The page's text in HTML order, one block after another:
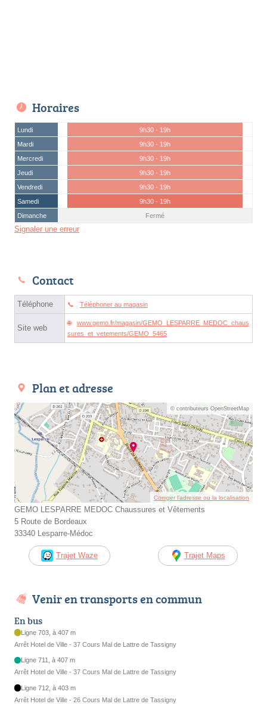
Horaires
Lundi
9h30 - 19h
Mardi
9h30 - 19h
Mercredi
9h30 - 19h
Jeudi
9h30 - 19h
Vendredi
9h30 - 19h
Samedi
9h30 - 19h
Dimanche
Fermé
Signaler une erreur
Contact
Téléphone Téléphoner au magasin
Site web
www.gemo.fr/magasin/GEMO_LESPARRE_MEDOC_chaus
sures_et_vetements/GEMO_5465
Plan et adresse
© contributeurs OpenStreetMap
Corriger l’adresse ou la localisation
GEMO LESPARRE MEDOC Chaussures et Vêtements
5 Route de Bordeaux
33340 Lesparre-Médoc
Trajet Waze Trajet Maps
Venir en transports en commun
En bus
Ligne 703, à 407 m
Arrêt Hotel de Ville - 37 Cours Mal de Lattre de Tassigny
Ligne 711, à 407 m
Arrêt Hotel de Ville - 37 Cours Mal de Lattre de Tassigny
Ligne 712, à 403 m
Arrêt Hotel de Ville - 26 Cours Mal de Lattre de Tassigny